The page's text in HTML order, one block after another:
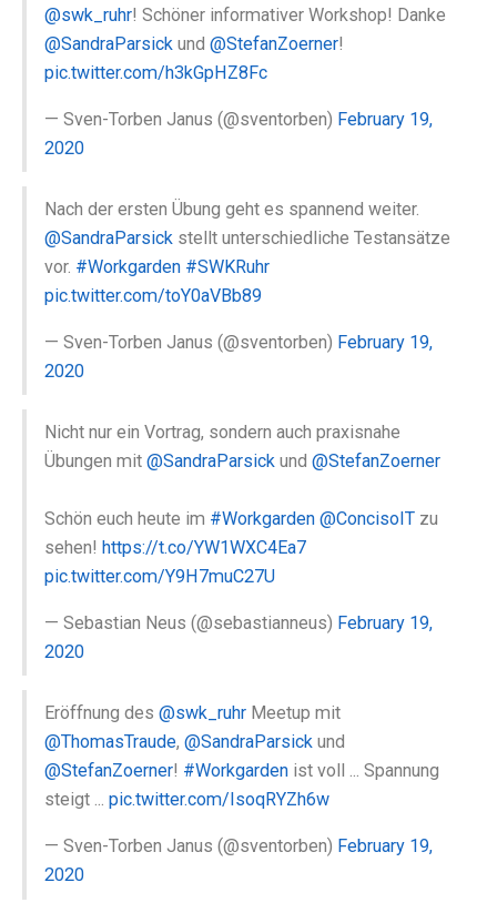
@swk_ruhr! Schöner informativer Workshop! Danke
@SandraParsick und@StefanZoerner!
pic.twitter.com/h3kGpHZ8Fc
— Sven-Torben Janus (@sventorben) February 19,
2020
Nach der ersten Übung geht es spannend weiter.
@SandraParsick stellt unterschiedliche Testansätze
vor. #Workgarden #SWKRuhr
pic.twitter.com/toY0aVBb89
— Sven-Torben Janus (@sventorben) February 19,
2020
Nicht nur ein Vortrag, sondern auch praxisnahe
Übungen mit@SandraParsick und@StefanZoerner
Schön euch heute im #Workgarden @ConcisoIT zu
sehen!https://t.co/YW1WXC4Ea7
pic.twitter.com/Y9H7muC27U
— Sebastian Neus (@sebastianneus) February 19,
2020
Eröffnung des@swk_ruhr Meetup mit
@ThomasTraude,@SandraParsick und
@StefanZoerner! #Workgarden ist voll ... Spannung
steigt ...pic.twitter.com/IsoqRYZh6w
— Sven-Torben Janus (@sventorben) February 19,
2020